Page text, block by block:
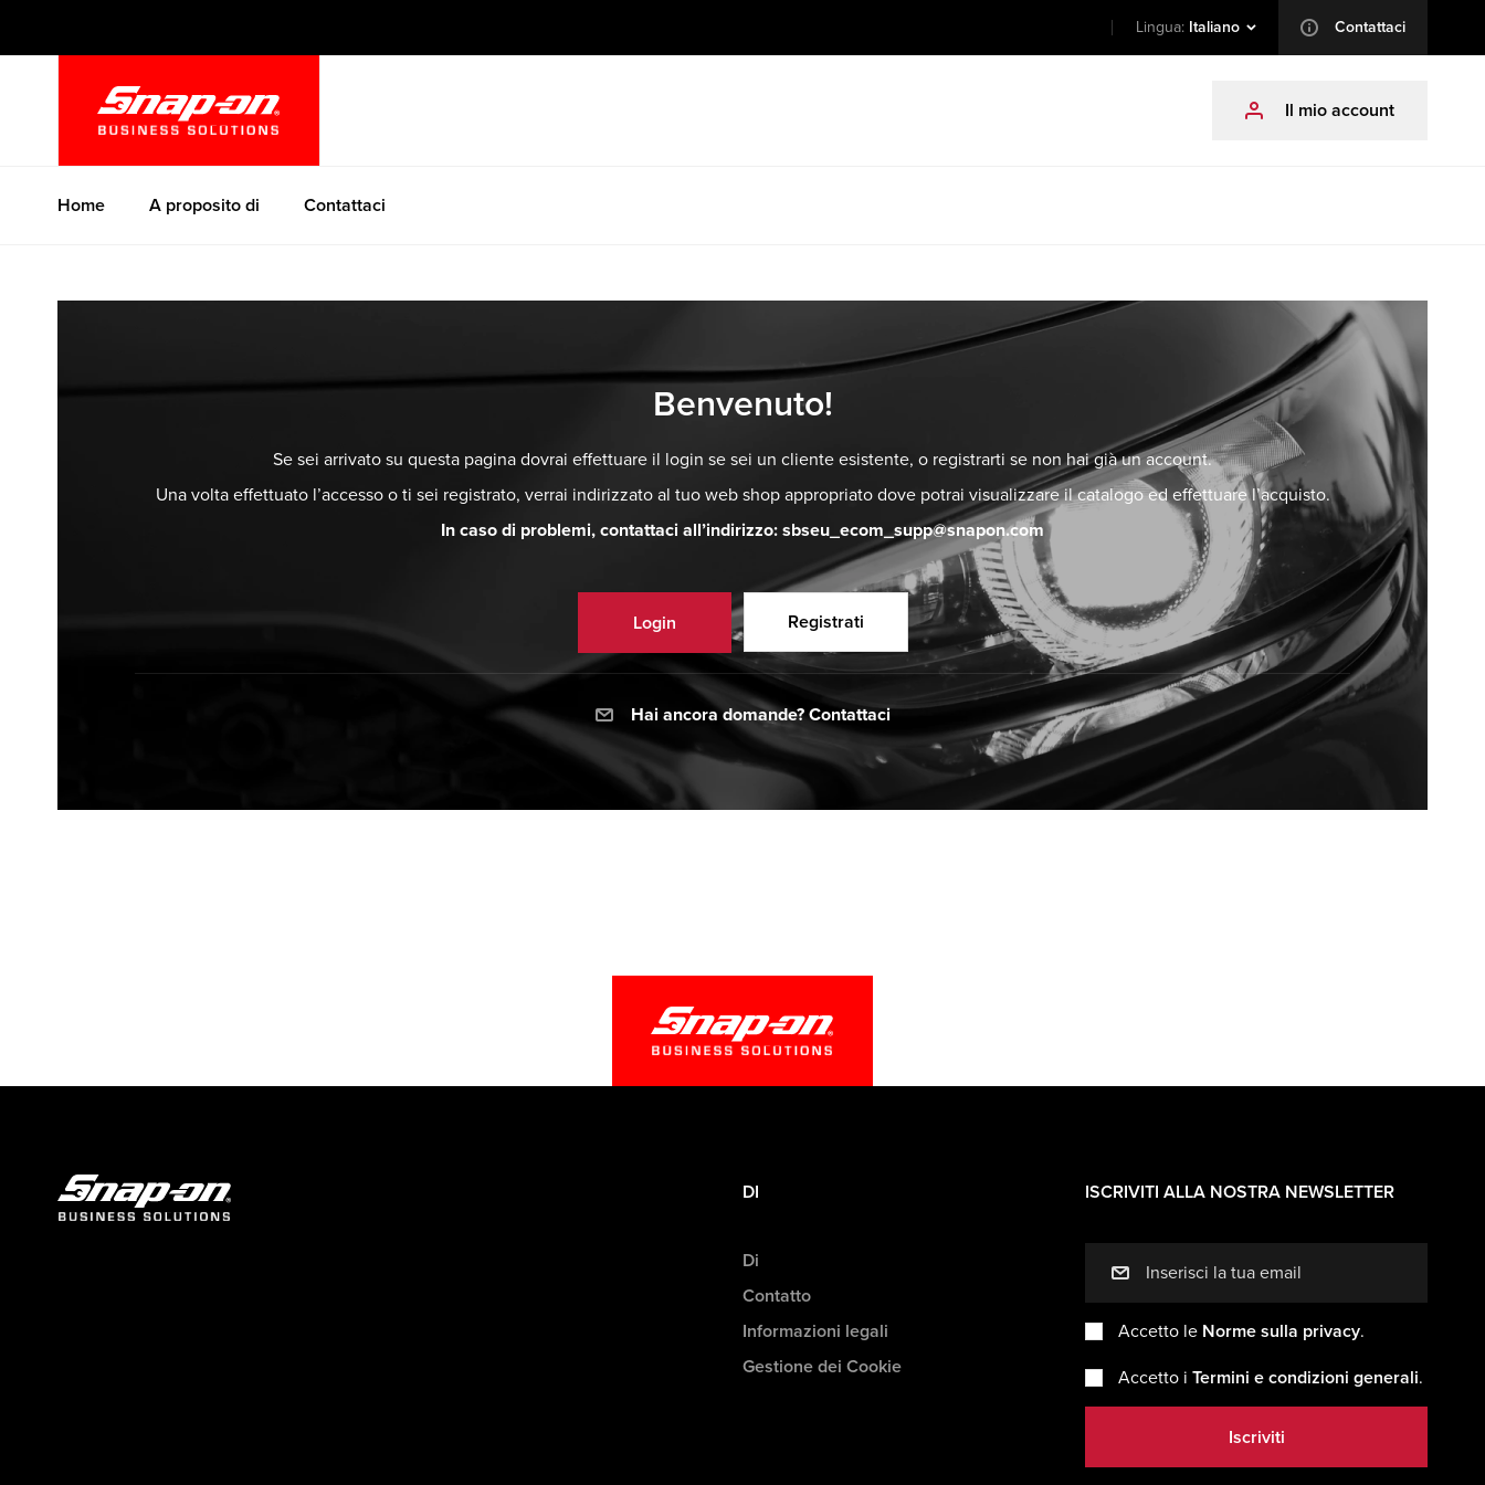
contenuto
Lingua: Italiano info Contattaci
profile Il mio account
Home A proposito di Contattaci
Benvenuto!
Se sei arrivato su questa pagina dovrai effettuare il login se sei un cliente esistente, o registrarti se non hai già un account.
Una volta effettuato l’accesso o ti sei registrato, verrai indirizzato al tuo web shop appropriato dove potrai visualizzare il catalogo ed effettuare l’acquisto.
In caso di problemi, contattaci all’indirizzo: sbseu_ecom_supp@snapon.com
Login Registrati
mail Hai ancora domande? Contattaci
DI
Di
Contatto
Informazioni legali
Gestione dei Cookie
ISCRIVITI ALLA NOSTRA NEWSLETTER
mail
Accetto le Norme sulla privacy.
Accetto i Termini e condizioni generali.
Iscriviti